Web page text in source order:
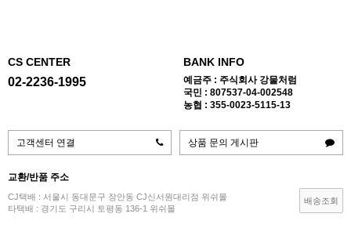
CS CENTER
02-2236-1995
BANK INFO
예금주 : 주식회사 강물처럼
국민 : 807537-04-002548
농협 : 355-0023-5115-13
고객센터 연결 상품 문의 게시판
교환/반품 주소
CJ택배 : 서울시 동대문구 장안동 CJ신서원대리점 위쉬몰
타택배 : 경기도 구리시 토평동 136-1 위쉬몰
배송조회